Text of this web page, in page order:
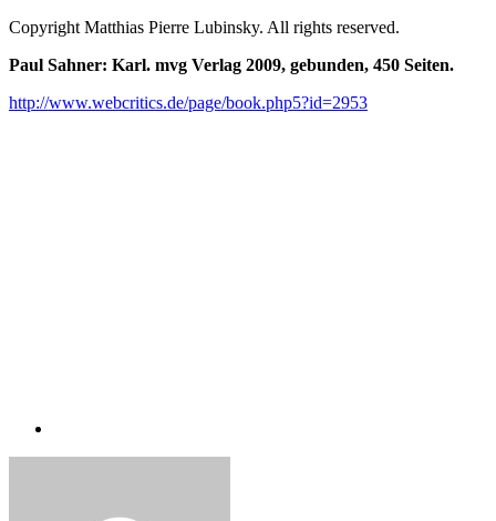
Copyright Matthias Pierre Lubinsky. All rights reserved.
Paul Sahner: Karl. mvg Verlag 2009, gebunden, 450 Seiten.
http://www.webcritics.de/page/book.php5?id=2953